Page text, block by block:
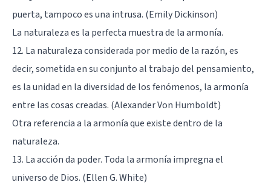
puerta, tampoco es una intrusa. (Emily Dickinson)
La naturaleza es la perfecta muestra de la armonía.
12. La naturaleza considerada por medio de la razón, es
decir, sometida en su conjunto al trabajo del pensamiento,
es la unidad en la diversidad de los fenómenos, la armonía
entre las cosas creadas. (Alexander Von Humboldt)
Otra referencia a la armonía que existe dentro de la
naturaleza.
13. La acción da poder. Toda la armonía impregna el
universo de Dios. (Ellen G. White)